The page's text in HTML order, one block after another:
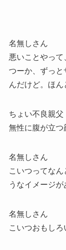
名無しさん
悪いことやって
つーか、ずっと
んだけど。ほん
ちょい不良親父
無性に腹が立つ
名無しさん
こいつってな
うなイメージ
名無しさん
こいつおもしろ